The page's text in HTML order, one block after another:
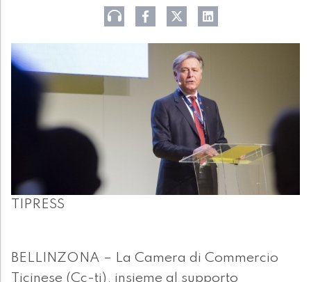
TIPRESS
BELLINZONA – La Camera di Commercio
Ticinese (Cc-ti), insieme al supporto